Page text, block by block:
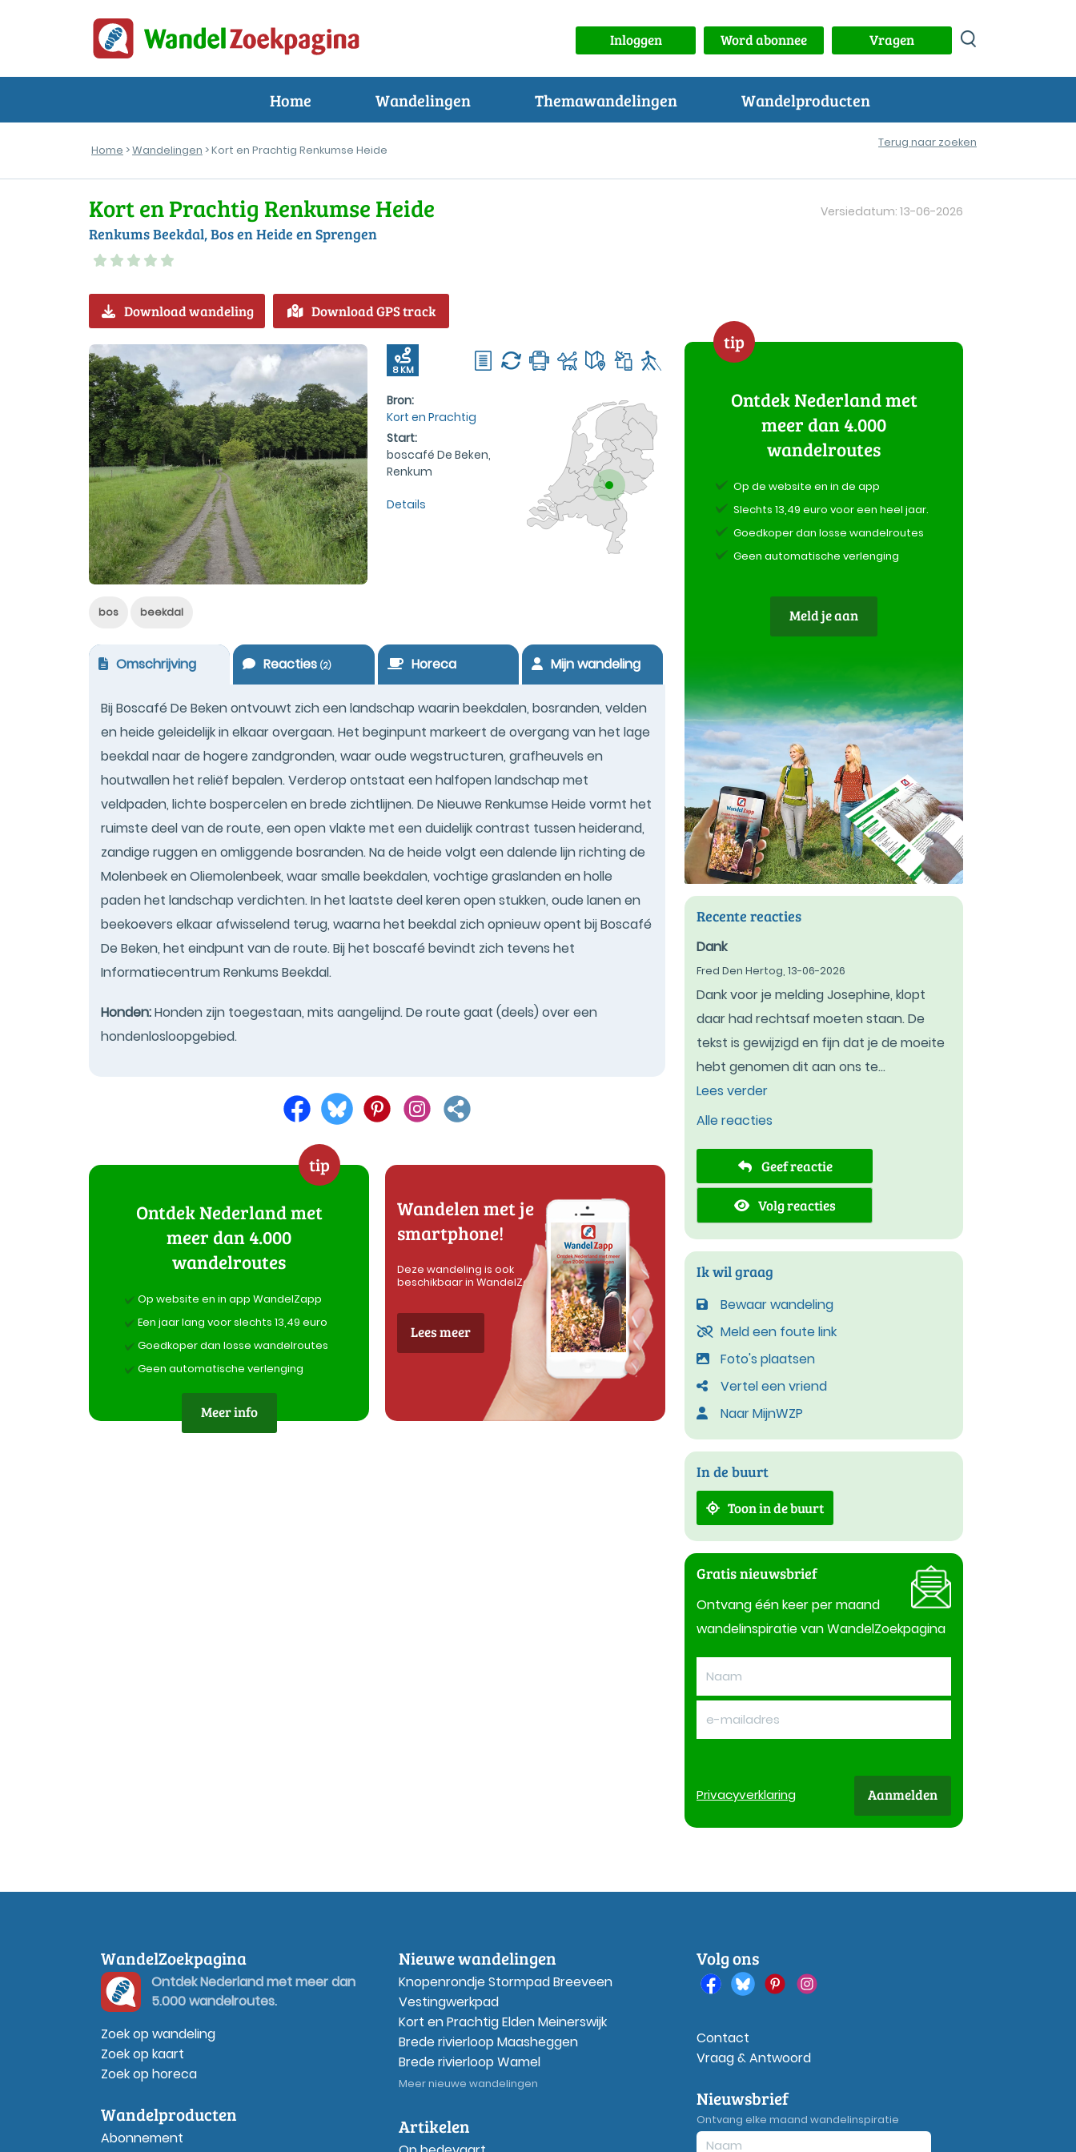
Inloggen Word abonnee Vragen
Home Wandelingen Themawandelingen Wandelproducten
Home >Wandelingen > Kort en Prachtig Renkumse Heide
Terug naar zoeken
Kort en Prachtig Renkumse Heide
Renkums Beekdal, Bos en Heide en Sprengen
Versiedatum: 13-06-2026
Download wandeling Download GPS track
8 KM
Bron:
Kort en Prachtig
Start:
boscafé De Beken,
Renkum
Details
bos beekdal
Omschrijving Reacties(2) Horeca Mijn wandeling
Bij Boscafé De Beken ontvouwt zich een landschap waarin beekdalen, bosranden, velden
en heide geleidelijk in elkaar overgaan. Het beginpunt markeert de overgang van het lage
beekdal naar de hogere zandgronden, waar oude wegstructuren, grafheuvels en
houtwallen het reliëf bepalen. Verderop ontstaat een halfopen landschap met
veldpaden, lichte bospercelen en brede zichtlijnen. De Nieuwe Renkumse Heide vormt het
ruimste deel van de route, een open vlakte met een duidelijk contrast tussen heiderand,
zandige ruggen en omliggende bosranden. Na de heide volgt een dalende lijn richting de
Molenbeek en Oliemolenbeek, waar smalle beekdalen, vochtige graslanden en holle
paden het landschap verdichten. In het laatste deel keren open stukken, oude lanen en
beekoevers elkaar afwisselend terug, waarna het beekdal zich opnieuw opent bij Boscafé
De Beken, het eindpunt van de route. Bij het boscafé bevindt zich tevens het
Informatiecentrum Renkums Beekdal.
Honden:Honden zijn toegestaan, mits aangelijnd. De route gaat (deels) over een
hondenlosloopgebied.
tip
Ontdek Nederland met
meer dan 4.000
wandelroutes
Op website en in app WandelZapp
Een jaar lang voor slechts 13,49 euro
Goedkoper dan losse wandelroutes
Geen automatische verlenging
Meer info
Wandelen met je
smartphone!
Deze wandeling is ook
beschikbaar in WandelZapp
Lees meer
tip
Ontdek Nederland met
meer dan 4.000
wandelroutes
Op de website en in de app
Slechts 13,49 euro voor een heel jaar.
Goedkoper dan losse wandelroutes
Geen automatische verlenging
Meld je aan
Recente reacties
Dank
Fred Den Hertog, 13-06-2026
Dank voor je melding Josephine, klopt
daar had rechtsaf moeten staan. De
tekst is gewijzigd en fijn dat je de moeite
hebt genomen dit aan ons te...
Lees verder
Alle reacties
Geef reactie
Volg reacties
Ik wil graag
Bewaar wandeling
Meld een foute link
Foto's plaatsen
Vertel een vriend
Naar MijnWZP
In de buurt
Toon in de buurt
Gratis nieuwsbrief
Ontvang één keer per maand
wandelinspiratie van WandelZoekpagina
Privacyverklaring Aanmelden
WandelZoekpagina
Ontdek Nederland met meer dan
5.000 wandelroutes.
Zoek op wandeling
Zoek op kaart
Zoek op horeca
Wandelproducten
Abonnement
Nieuwe wandelingen
Knopenrondje Stormpad Breeveen
Vestingwerkpad
Kort en Prachtig Elden Meinerswijk
Brede rivierloop Maasheggen
Brede rivierloop Wamel
Meer nieuwe wandelingen
Artikelen
Volg ons
Contact
Vraag & Antwoord
Nieuwsbrief
Ontvang elke maand wandelinspiratie